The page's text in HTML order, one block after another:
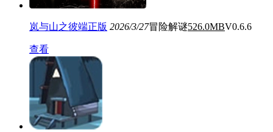
岚与山之彼端正版 2026/3/27冒险解谜526.0MBV0.6.6
查看